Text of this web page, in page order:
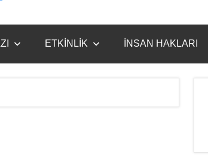
Benim
ETKİNLİK İNSAN HAKLARI